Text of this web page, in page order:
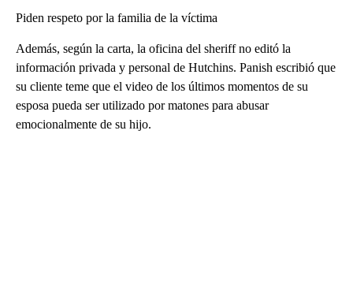
Piden respeto por la familia de la víctima
Además, según la carta, la oficina del sheriff no editó la
información privada y personal de Hutchins. Panish escribió que
su cliente teme que el video de los últimos momentos de su
esposa pueda ser utilizado por matones para abusar
emocionalmente de su hijo.